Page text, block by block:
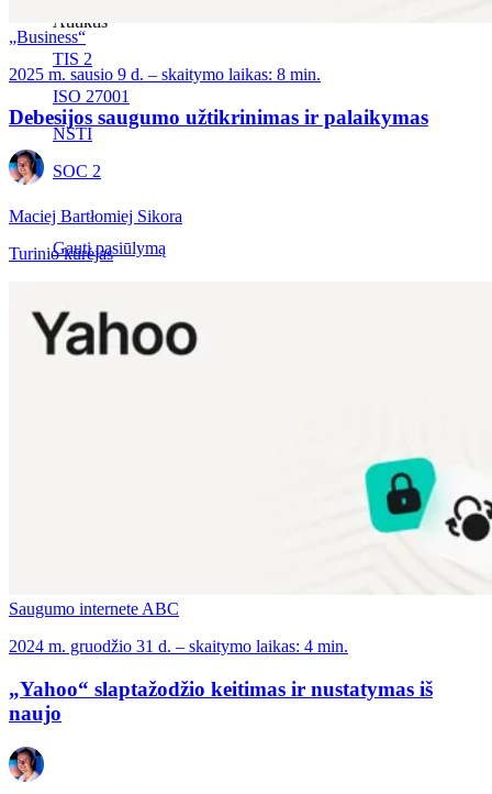
Atitiktis
TIS 2
ISO 27001
NSTI
SOC 2
Gauti pasiūlymą
Išbandyti „Business“
„Business“
2025 m. sausio 9 d. – skaitymo laikas: 8 min.
Debesijos saugumo užtikrinimas ir palaikymas
Maciej Bartłomiej Sikora
Turinio kūrėjas
Saugumo internete ABC
2024 m. gruodžio 31 d. – skaitymo laikas: 4 min.
„Yahoo“ slaptažodžio keitimas ir nustatymas iš
naujo